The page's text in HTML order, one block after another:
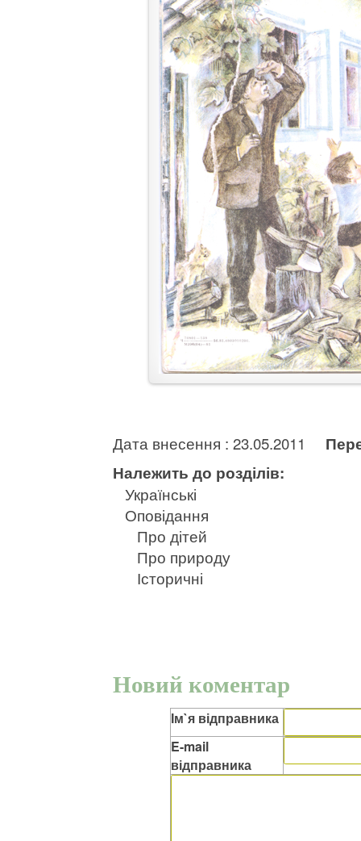
Дата внесення : 23.05.2011
Належить до розділів:
Українські
Оповідання
Про дітей
Про природу
Історичні
Новий коментар
Ім`я відправника
E-mail
відправника